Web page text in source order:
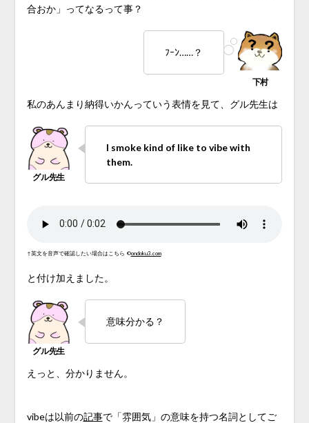
合おか」ってなるって事？
ﾌｰﾝ……？
私のあんまり納得いかんっていう表情を見て、グル先生は
I smoke kind of like to vibe with
them.
↑英文を音声で確認したい場合はこちら ©ondoku3.com
と付け加えました。
意味分かる？
えっと、分かりません。
vibeは以前の記事で「雰囲気」の意味を持つ名詞としてご